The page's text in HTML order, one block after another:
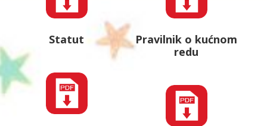
Statut
Pravilnik o kućnom
redu